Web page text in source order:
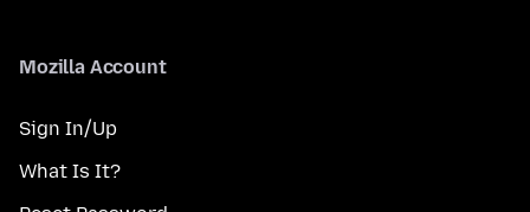
Mozilla Account
Sign In/Up
What Is It?